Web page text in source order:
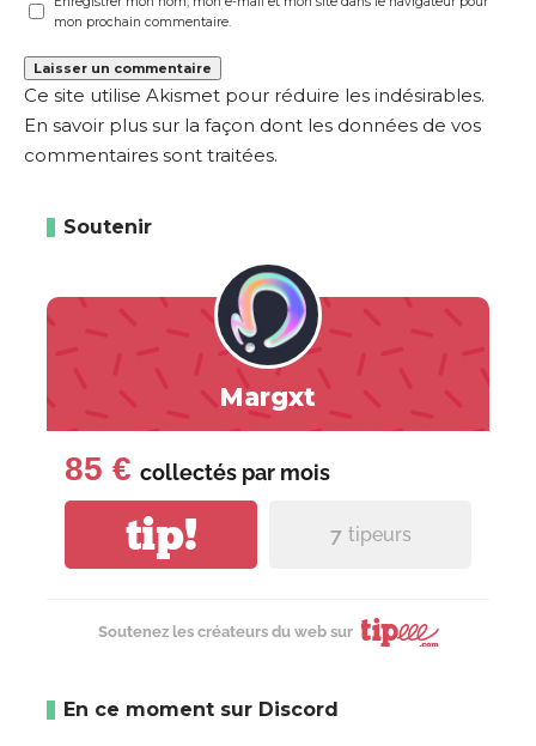
mon prochain commentaire.
Ce site utilise Akismet pour réduire les indésirables.
En savoir plus sur la façon dont les données de vos
commentaires sont traitées.
Soutenir
Margxt
85 € collectés par mois
tip! 7 tipeurs
Soutenez les créateurs du web sur
En ce moment sur Discord